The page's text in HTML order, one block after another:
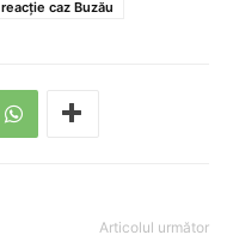
caz Buzău
Articolul următor